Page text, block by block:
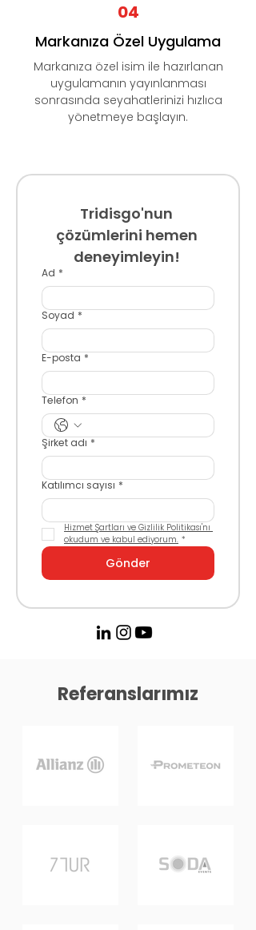
04
Markanıza Özel Uygulama
Markanıza özel isim ile hazırlanan
uygulamanın yayınlanması
sonrasında seyahatlerinizi hızlıca
yönetmeye başlayın.
Tridisgo'nun
çözümlerini hemen
Ad *
Soyad *
E-posta *
Telefon *
Şirket adı *
Katılımcı sayısı *
Hizmet Şartları ve Gizlilik Politikası'nı
okudum ve kabul ediyorum. *
Gönder
Referanslarımız